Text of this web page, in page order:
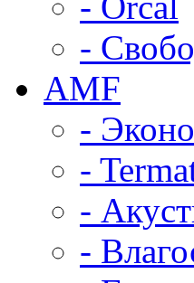
-
AMF
-
-
-
-